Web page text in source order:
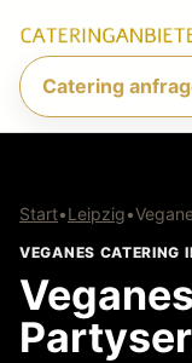
Catering
Start•Leipzig•
VEGANES CATERING